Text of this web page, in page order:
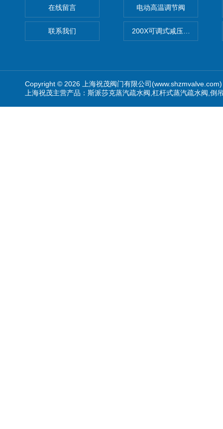
在线留言
联系我们
电动高温调节阀
200X可调式减压阀（减压稳
Copyright © 2026 上海祝茂阀门有限公司
上海祝茂主营产品：斯派莎克蒸汽疏水阀,杠杆式蒸汽疏水阀,倒